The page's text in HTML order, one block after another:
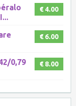
€ 4.00
€ 6.00
€ 8.00
0,79